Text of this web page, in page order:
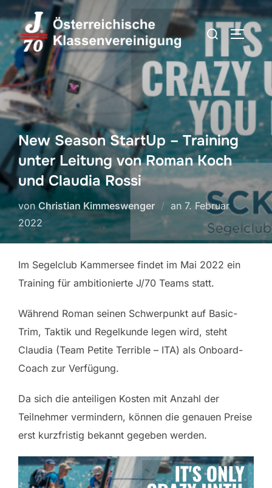
Zum
Inhalt
springen
Suchen
nach:
New Season StartUp – Training
unter Leitung von Roman Koch
und Claudia Rossi
vonChristian Kimmeswenger an Veröffentlicht
7. Februar
2022
Im Segelclub Kammersee findet im Mai 2022 ein
Training für ambitionierte J/70 Teams statt.
Während Roman seinen Schwerpunkt auf Basic-
Trim, Taktik und Regelkunde legen wird, steht
Claudia (Team Petite Terrible – ITA) als Onboard-
Coach zur Verfügung.
Da sich die anteiligen Kosten mit Anzahl der
Teilnehmer vermindern, können die genauen Preise
erst kurzfristig bekannt gegeben werden.